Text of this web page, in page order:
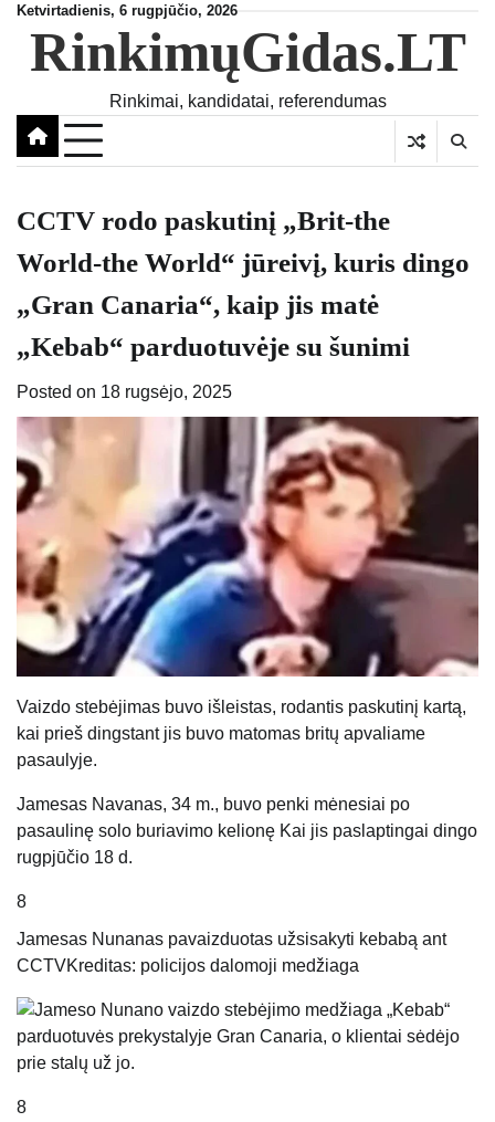
Skip
content
Ketvirtadienis, 6 rugpjūčio, 2026
RinkimųGidas.LT
Rinkimai, kandidatai, referendumas
CCTV rodo paskutinį „Brit-the
World-the World“ jūreivį, kuris dingo
„Gran Canaria“, kaip jis matė
„Kebab“ parduotuvėje su šunimi
Posted on 18 rugsėjo, 2025
Vaizdo stebėjimas buvo išleistas, rodantis paskutinį kartą,
kai prieš dingstant jis buvo matomas britų apvaliame
pasaulyje.
Jamesas Navanas, 34 m., buvo penki mėnesiai po
pasaulinę solo buriavimo kelionę Kai jis paslaptingai dingo
rugpjūčio 18 d.
8
Jamesas Nunanas pavaizduotas užsisakyti kebabą ant
CCTVKreditas: policijos dalomoji medžiaga
8